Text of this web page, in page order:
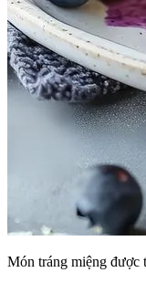
Món tráng miệng được